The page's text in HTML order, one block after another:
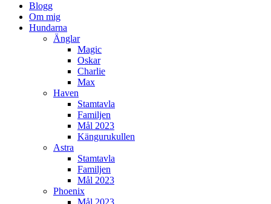
Blogg
Om mig
Hundarna
Änglar
Magic
Oskar
Charlie
Max
Haven
Stamtavla
Familjen
Mål 2023
Kängurukullen
Astra
Stamtavla
Familjen
Mål 2023
Phoenix